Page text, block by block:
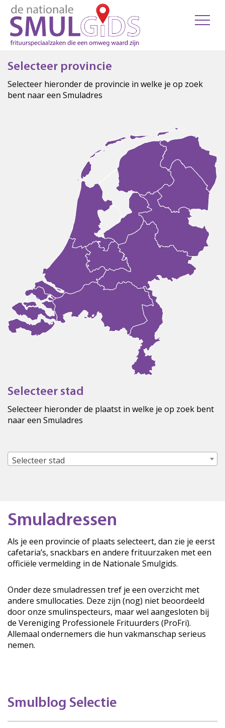
Selecteer provincie
Selecteer hieronder de provincie in welke je op zoek
bent naar een Smuladres
Selecteer stad
Selecteer hieronder de plaatst in welke je op zoek bent
naar een Smuladres
Selecteer stad
Smuladressen
Als je een provincie of plaats selecteert, dan zie je eerst
cafetaria’s, snackbars en andere frituurzaken met een
officiële vermelding in de Nationale Smulgids.
Onder deze smuladressen tref je een overzicht met
andere smullocaties. Deze zijn (nog) niet beoordeeld
door onze smulinspecteurs, maar wel aangesloten bij
de Vereniging Professionele Frituurders (ProFri).
Allemaal ondernemers die hun vakmanschap serieus
nemen.
Smulblog Selectie